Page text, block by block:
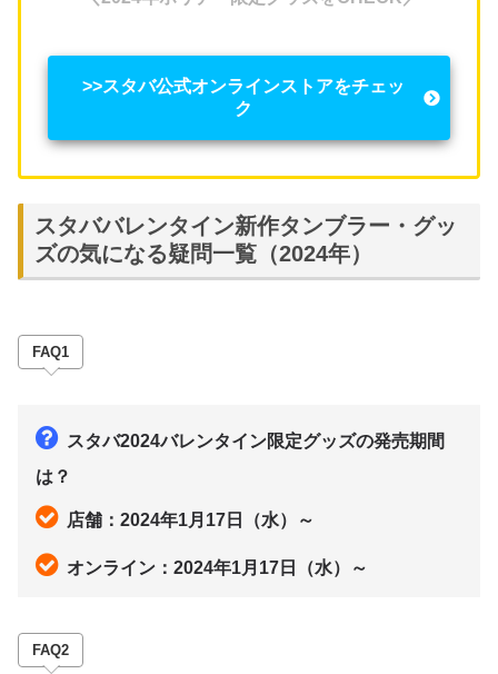
>>スタバ公式オンラインストアをチェッ
ク
スタババレンタイン新作タンブラー・グッ
ズの気になる疑問一覧（2024年）
FAQ1
スタバ2024バレンタイン限定グッズの発売期間
は？
店舗：2024年1月17日（水）～
オンライン：2024年1月17日（水）～
FAQ2